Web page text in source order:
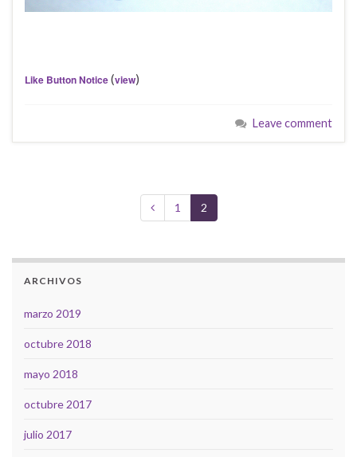
Like Button Notice(view)
Leave comment
1 2
ARCHIVOS
marzo 2019
octubre 2018
mayo 2018
octubre 2017
julio 2017